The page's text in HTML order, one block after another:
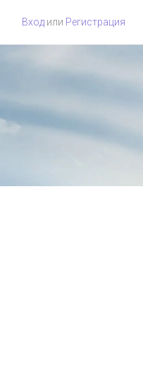
Вход или Регистрация